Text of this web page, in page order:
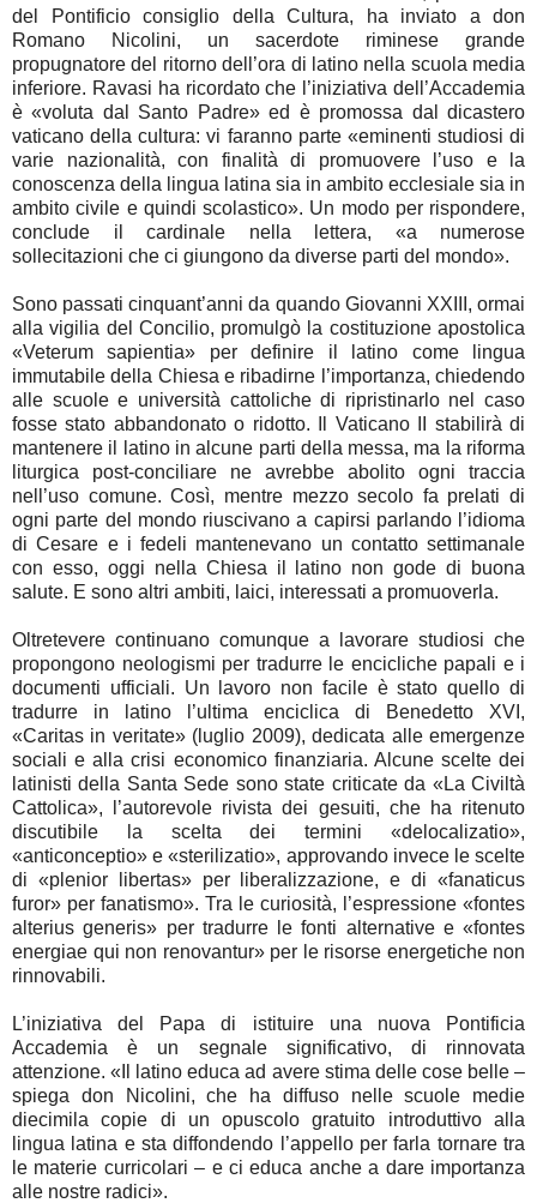
del Pontificio consiglio della Cultura, ha inviato a don
Romano Nicolini, un sacerdote riminese grande
propugnatore del ritorno dell’ora di latino nella scuola media
inferiore. Ravasi ha ricordato che l’iniziativa dell’Accademia
è «voluta dal Santo Padre» ed è promossa dal dicastero
vaticano della cultura: vi faranno parte «eminenti studiosi di
varie nazionalità, con finalità di promuovere l’uso e la
conoscenza della lingua latina sia in ambito ecclesiale sia in
ambito civile e quindi scolastico». Un modo per rispondere,
conclude il cardinale nella lettera, «a numerose
sollecitazioni che ci giungono da diverse parti del mondo».
Sono passati cinquant’anni da quando Giovanni XXIII, ormai
alla vigilia del Concilio, promulgò la costituzione apostolica
«Veterum sapientia» per definire il latino come lingua
immutabile della Chiesa e ribadirne l’importanza, chiedendo
alle scuole e università cattoliche di ripristinarlo nel caso
fosse stato abbandonato o ridotto. Il Vaticano II stabilirà di
mantenere il latino in alcune parti della messa, ma la riforma
liturgica post-conciliare ne avrebbe abolito ogni traccia
nell’uso comune. Così, mentre mezzo secolo fa prelati di
ogni parte del mondo riuscivano a capirsi parlando l’idioma
di Cesare e i fedeli mantenevano un contatto settimanale
con esso, oggi nella Chiesa il latino non gode di buona
salute. E sono altri ambiti, laici, interessati a promuoverla.
Oltretevere continuano comunque a lavorare studiosi che
propongono neologismi per tradurre le encicliche papali e i
documenti ufficiali. Un lavoro non facile è stato quello di
tradurre in latino l’ultima enciclica di Benedetto XVI,
«Caritas in veritate» (luglio 2009), dedicata alle emergenze
sociali e alla crisi economico finanziaria. Alcune scelte dei
latinisti della Santa Sede sono state criticate da «La Civiltà
Cattolica», l’autorevole rivista dei gesuiti, che ha ritenuto
discutibile la scelta dei termini «delocalizatio»,
«anticonceptio» e «sterilizatio», approvando invece le scelte
di «plenior libertas» per liberalizzazione, e di «fanaticus
furor» per fanatismo». Tra le curiosità, l’espressione «fontes
alterius generis» per tradurre le fonti alternative e «fontes
energiae qui non renovantur» per le risorse energetiche non
rinnovabili.
L’iniziativa del Papa di istituire una nuova Pontificia
Accademia è un segnale significativo, di rinnovata
attenzione. «Il latino educa ad avere stima delle cose belle –
spiega don Nicolini, che ha diffuso nelle scuole medie
diecimila copie di un opuscolo gratuito introduttivo alla
lingua latina e sta diffondendo l’appello per farla tornare tra
le materie curricolari – e ci educa anche a dare importanza
alle nostre radici».